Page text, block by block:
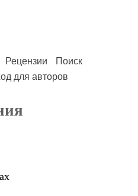
Рецензии
Поиск
для авторов